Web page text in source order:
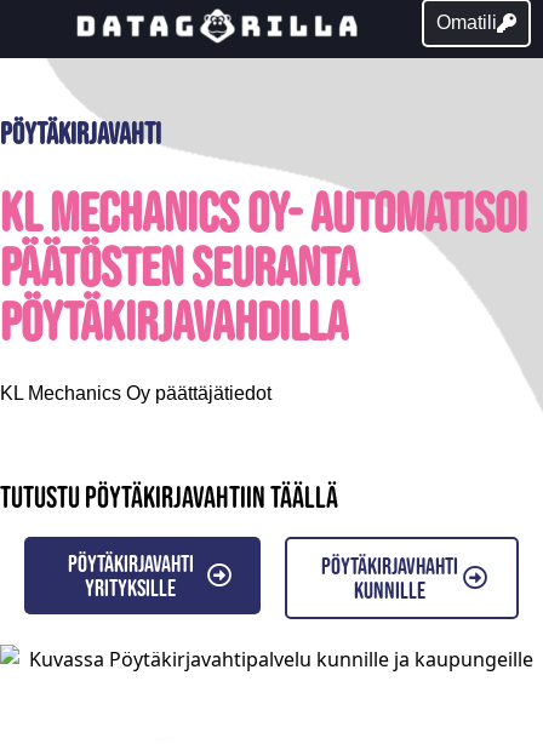
Omatili
Pöytäkirjavahti
KL Mechanics Oy- Automatisoi
päätösten seuranta
pöytäkirjavahdilla
KL Mechanics Oy päättäjätiedot
Tutustu pöytäkirjavahtiin täällä
Pöytäkirjavahti
yrityksille
Pöytäkirjavhahti
kunnille